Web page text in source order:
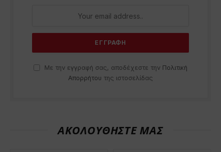
Με την εγγραφή σας, αποδέχεστε την Πολιτική
Απορρήτου της ιστοσελίδας
ΑΚΟΛΟΥΘΗΣΤΕ ΜΑΣ